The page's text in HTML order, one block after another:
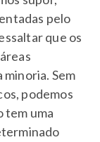
pelo
que os
Sem
podemos
tem uma